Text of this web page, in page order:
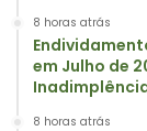
8 horas atrás
em Julho de
8 horas atrás